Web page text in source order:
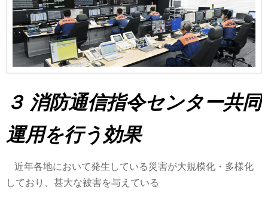
３ 消防通信指令センター共同
運用を行う効果
近年各地において発生している災害が大規模化・多様化
しており、甚大な被害を与えている